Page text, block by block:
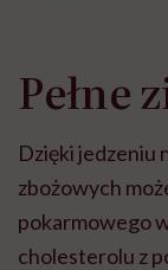
Pełne
Dzięki
zbożowych
pokarmowego
cholesterolu z